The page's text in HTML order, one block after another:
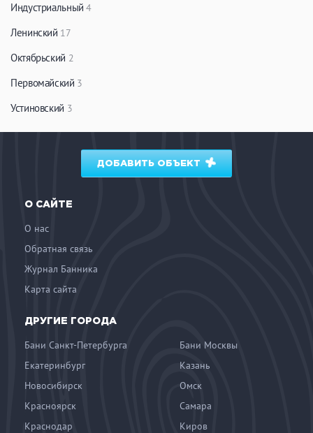
Индустриальный4
Ленинский 17
Октябрьский 2
Первомайский 3
Устиновский 3
ДОБАВИТЬ ОБЪЕКТ
О САЙТЕ
О нас
Обратная связь
Журнал Банника
Карта сайта
ДРУГИЕ ГОРОДА
Бани Санкт-Петербурга
Бани Москвы
Екатеринбург
Казань
Новосибирск
Омск
Красноярск
Самара
Краснодар
Киров